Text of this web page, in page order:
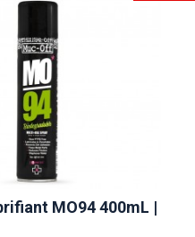
MO94 400mL |